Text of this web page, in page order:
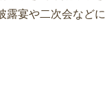
露宴や二次会など